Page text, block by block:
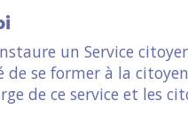
un Service
se former à la
de ce service et les